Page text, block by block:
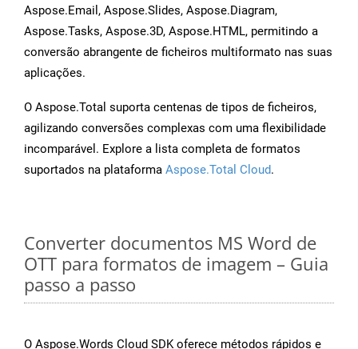
Aspose.Email, Aspose.Slides, Aspose.Diagram,
Aspose.Tasks, Aspose.3D, Aspose.HTML, permitindo a
conversão abrangente de ficheiros multiformato nas suas
aplicações.
O Aspose.Total suporta centenas de tipos de ficheiros,
agilizando conversões complexas com uma flexibilidade
incomparável. Explore a lista completa de formatos
suportados na plataforma Aspose.Total Cloud.
Converter documentos MS Word de
OTT para formatos de imagem – Guia
passo a passo
O Aspose.Words Cloud SDK oferece métodos rápidos e